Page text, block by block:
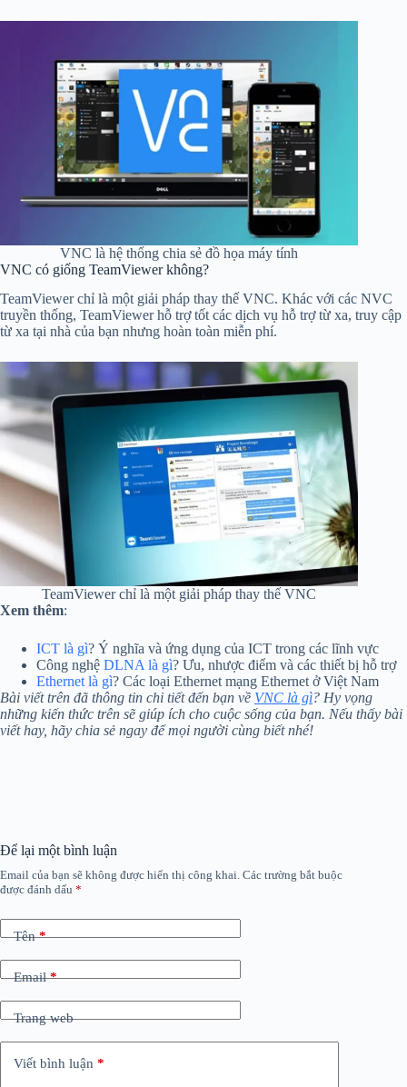
VNC là hệ thống chia sẻ đồ họa máy tính
VNC có giống TeamViewer không?
TeamViewer chỉ là một giải pháp thay thế VNC. Khác với các NVC
truyền thống, TeamViewer hỗ trợ tốt các dịch vụ hỗ trợ từ xa, truy cập
từ xa tại nhà của bạn nhưng hoàn toàn miễn phí.
TeamViewer chỉ là một giải pháp thay thế VNC
Xem thêm:
ICT là gì? Ý nghĩa và ứng dụng của ICT trong các lĩnh vực
Công nghệ DLNA là gì? Ưu, nhược điểm và các thiết bị hỗ trợ
Ethernet là gì? Các loại Ethernet mạng Ethernet ở Việt Nam
Bài viết trên đã thông tin chi tiết đến bạn về VNC là gì? Hy vọng
những kiến thức trên sẽ giúp ích cho cuộc sống của bạn. Nếu thấy bài
viết hay, hãy chia sẻ ngay để mọi người cùng biết nhé!
Để lại một bình luận
Email của bạn sẽ không được hiển thị công khai. Các trường bắt buộc
được đánh dấu *
Tên*
Email*
Trang web
Viết bình luận *